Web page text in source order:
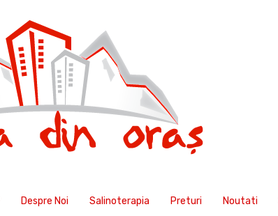
Despre Noi Salinoterapia Preturi Noutati